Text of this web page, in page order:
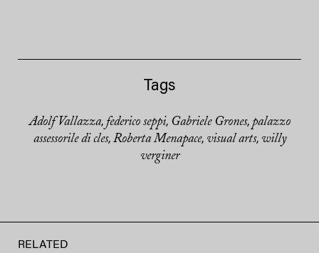
Tags
Adolf Vallazza, federico seppi, Gabriele Grones, palazzo
assessorile di cles, Roberta Menapace, visual arts, willy
verginer
RELATED